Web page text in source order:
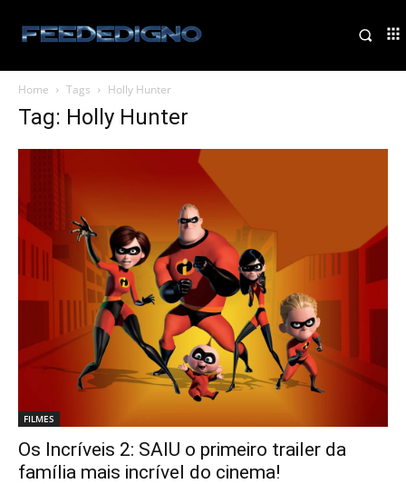
Home Tags Holly Hunter
Tag: Holly Hunter
FILMES
Os Incríveis 2: SAIU o primeiro trailer da
família mais incrível do cinema!